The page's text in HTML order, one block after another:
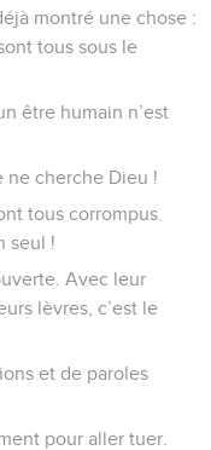
montré une chose :
tous sous le
être humain n’est
ne cherche Dieu !
tous corrompus.
seul !
Avec leur
lèvres, c’est le
et de paroles
pour aller tuer.